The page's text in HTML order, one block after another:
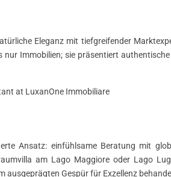
Eleganz mit tiefgreifender
Immobilien; sie präsentiert
Ansatz: einfühlsame Beratung mit
am Lago Maggiore oder Lago
ausgeprägten Gespür für Exzellenz